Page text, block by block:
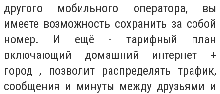
другого мобильного оператора, вы
имеете возможность сохранить за собой
номер. И ещё - тарифный план
включающий домашний интернет +
город , позволит распределять трафик,
сообщения и минуты между друзьями и